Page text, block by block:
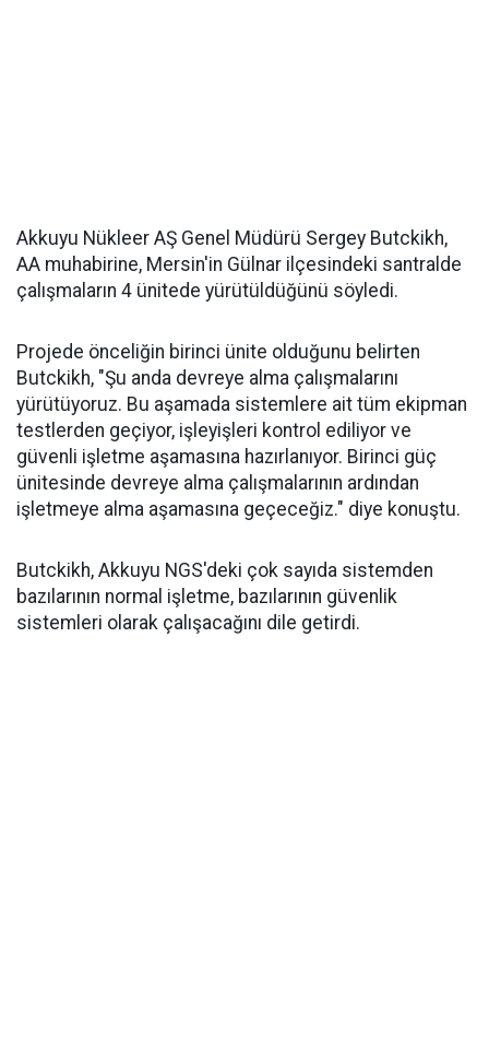
Akkuyu Nükleer AŞ Genel Müdürü Sergey Butckikh,
AA muhabirine, Mersin'in Gülnar ilçesindeki santralde
çalışmaların 4 ünitede yürütüldüğünü söyledi.
Projede önceliğin birinci ünite olduğunu belirten
Butckikh, "Şu anda devreye alma çalışmalarını
yürütüyoruz. Bu aşamada sistemlere ait tüm ekipman
testlerden geçiyor, işleyişleri kontrol ediliyor ve
güvenli işletme aşamasına hazırlanıyor. Birinci güç
ünitesinde devreye alma çalışmalarının ardından
işletmeye alma aşamasına geçeceğiz." diye konuştu.
Butckikh, Akkuyu NGS'deki çok sayıda sistemden
bazılarının normal işletme, bazılarının güvenlik
sistemleri olarak çalışacağını dile getirdi.